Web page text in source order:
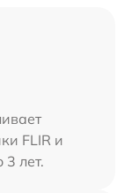
FLIR и
3 лет.